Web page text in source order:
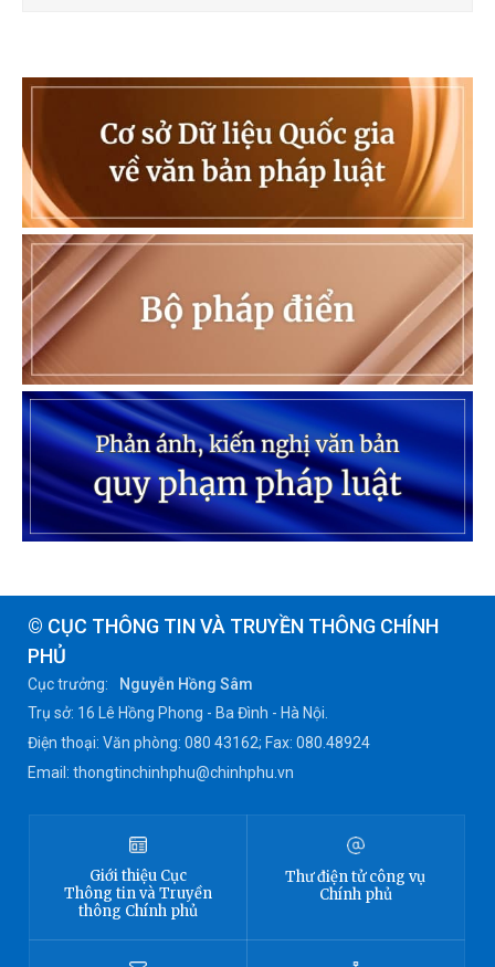
© CỤC THÔNG TIN VÀ TRUYỀN THÔNG CHÍNH
PHỦ
Cục trưởng:
Nguyễn Hồng Sâm
Trụ sở: 16 Lê Hồng Phong - Ba Đình - Hà Nội.
Điện thoại: Văn phòng: 080 43162; Fax: 080.48924
Email: thongtinchinhphu@chinhphu.vn
Giới thiệu Cục
Thông tinvà Truyền
thông Chính phủ
Thư điện tử công vụ
Chính phủ